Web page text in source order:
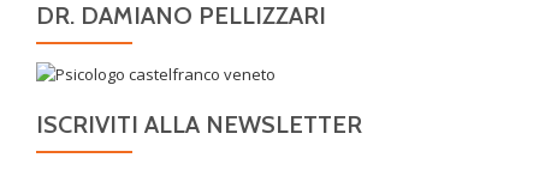
DR. DAMIANO PELLIZZARI
ISCRIVITI ALLA NEWSLETTER